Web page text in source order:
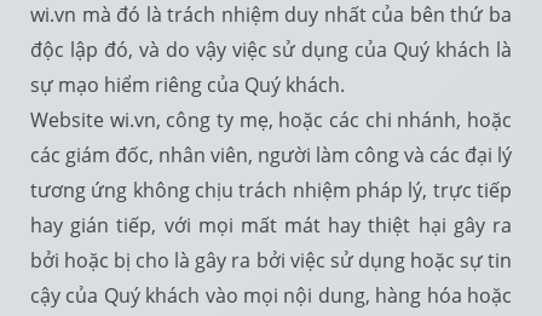
wi.vn mà đó là trách nhiệm duy nhất của bên thứ ba
độc lập đó, và do vậy việc sử dụng của Quý khách là
sự mạo hiểm riêng của Quý khách.
Website wi.vn, công ty mẹ, hoặc các chi nhánh, hoặc
các giám đốc, nhân viên, người làm công và các đại lý
tương ứng không chịu trách nhiệm pháp lý, trực tiếp
hay gián tiếp, với mọi mất mát hay thiệt hại gây ra
bởi hoặc bị cho là gây ra bởi việc sử dụng hoặc sự tin
cậy của Quý khách vào mọi nội dung, hàng hóa hoặc